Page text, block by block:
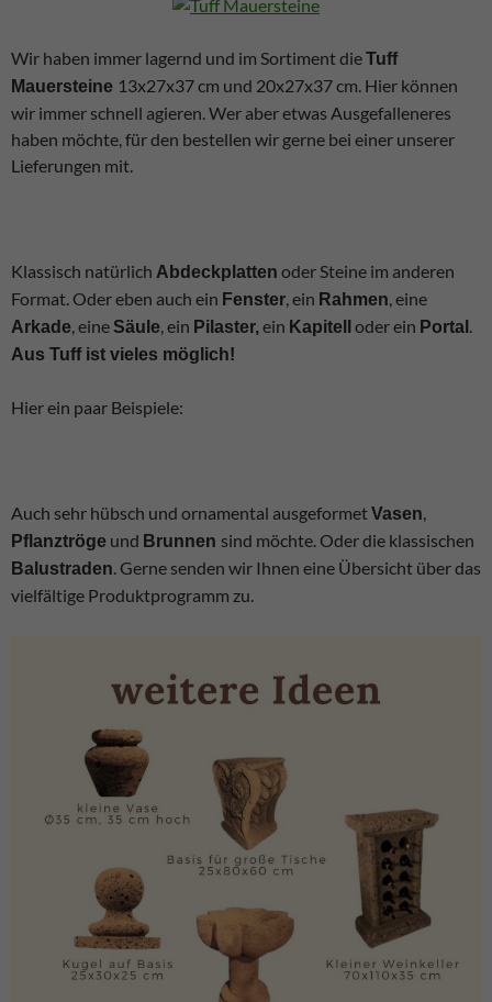
Wir haben immer lagernd und im Sortiment dieTuff
Mauersteine 13x27x37 cm und 20x27x37 cm. Hier können
wir immer schnell agieren. Wer aber etwas Ausgefalleneres
haben möchte, für den bestellen wir gerne bei einer unserer
Lieferungen mit.
Klassisch natürlich Abdeckplatten oder Steine im anderen
Format. Oder eben auch ein Fenster , ein Rahmen , eine
Arkade , eineSäule , ein Pilaster,ein Kapitell oder ein Portal
Aus Tuff ist vieles möglich!
Hier ein paar Beispiele:
Auch sehr hübsch und ornamental ausgeformetVasen
Pflanztröge und Brunnen sind möchte. Oder die klassischen
Balustraden . Gerne senden wir Ihnen eine Übersicht über das
vielfältige Produktprogramm zu.